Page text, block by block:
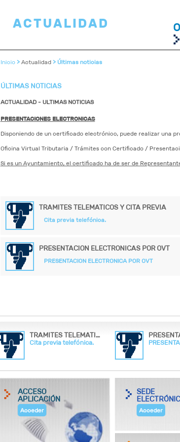
ACTUALIDAD
Inicio> Actualidad> Últimas noticias
ÚLTIMAS NOTICIAS
ACTUALIDAD - ULTIMAS NOTICIAS
PRESENTACIONES ELECTRONICAS
Disponiendo de un certificado electrónico, puede realizar una
Oficina Virtual Tributaria / Trámites con Certificado /
Si es un Ayuntamiento, el certificado ha de ser de
TRAMITES TELEMATICOS Y CITA PREVIA
Cita previa telefónica.
PRESENTACION ELECTRONICAS POR OVT
PRESENTACION ELECTRONICA POR OVT
TRAMITES TELEMATICOS Y CITA PREVIA
Cita previa telefónica.
ACCESO
APLICACIÓN
Acceder
SEDE
Acceder